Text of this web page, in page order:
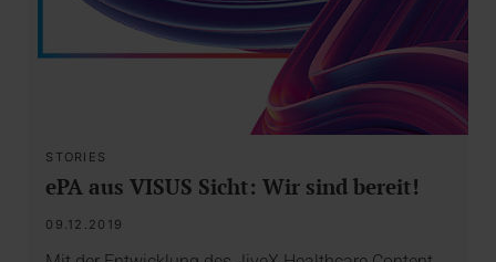
STORIES
ePA aus VISUS Sicht: Wir sind bereit!
09.12.2019